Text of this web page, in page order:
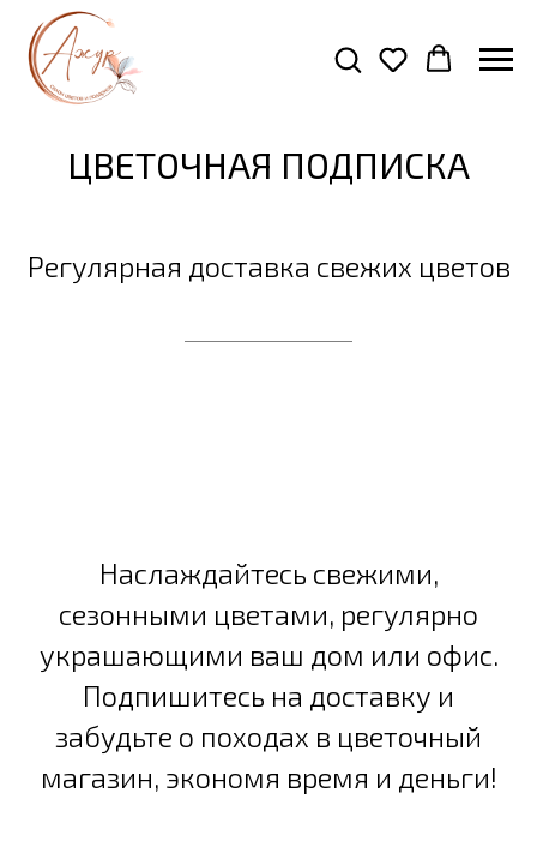
ЦВЕТОЧНАЯ ПОДПИСКА
Регулярная доставка свежих цветов
Наслаждайтесь свежими,
сезонными цветами, регулярно
украшающими ваш дом или офис.
Подпишитесь на доставку и
забудьте о походах в цветочный
магазин, экономя время и деньги!